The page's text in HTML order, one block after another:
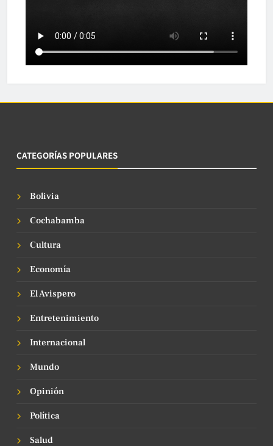
CATEGORÍAS POPULARES
Bolivia
Cochabamba
Cultura
Economía
El Avispero
Entretenimiento
Internacional
Mundo
Opinión
Política
Salud